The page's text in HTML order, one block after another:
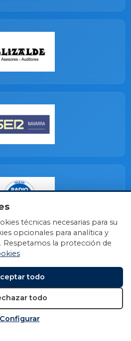
técnicas necesarias para su
opcionales para analítica y
Respetamos la protección de
todo
todo
Configurar